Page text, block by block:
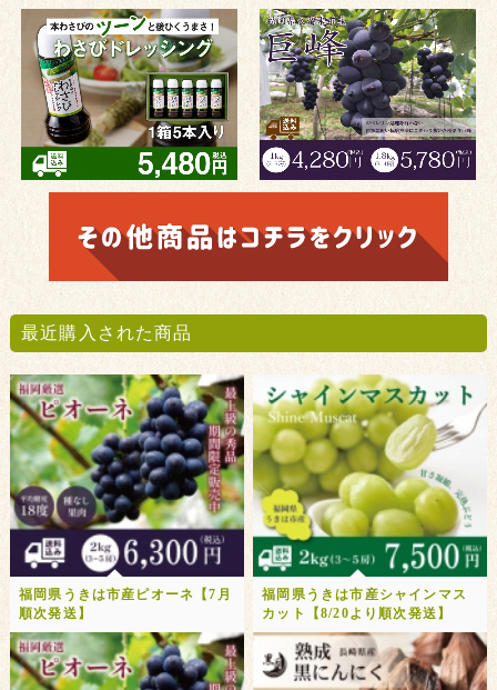
最近購入された商品
福岡県うきは市産ピオーネ【7月
順次発送】
福岡県うきは市産シャインマス
カット【8/20より順次発送】